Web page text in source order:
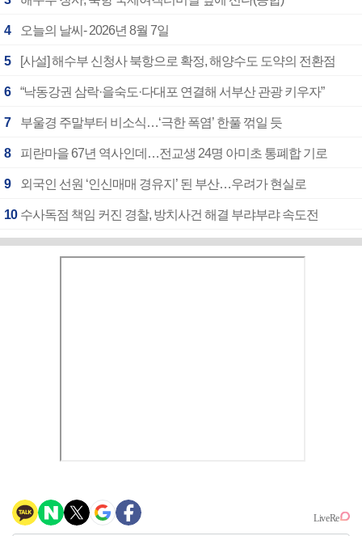
4 오늘의 날씨- 2026년 8월 7일
5 [사설] 해수부 신청사 북항으로 확정, 해양수도 도약의 전환점
6 “낙동강권 삼락·을숙도·다대포 연결해 서부산 관광 키우자”
7 부울경 주말부터 비소식…‘극한 폭염’ 한풀 꺾일 듯
8 피란마을 67년 역사인데…전교생 24명 아미초 통폐합 기로
9 외국인 선원 ‘인신매매 경유지’ 된 부산…우려가 현실로
10 수사독점 책임 커진 경찰, 방치사건 해결 부랴부랴 속도전